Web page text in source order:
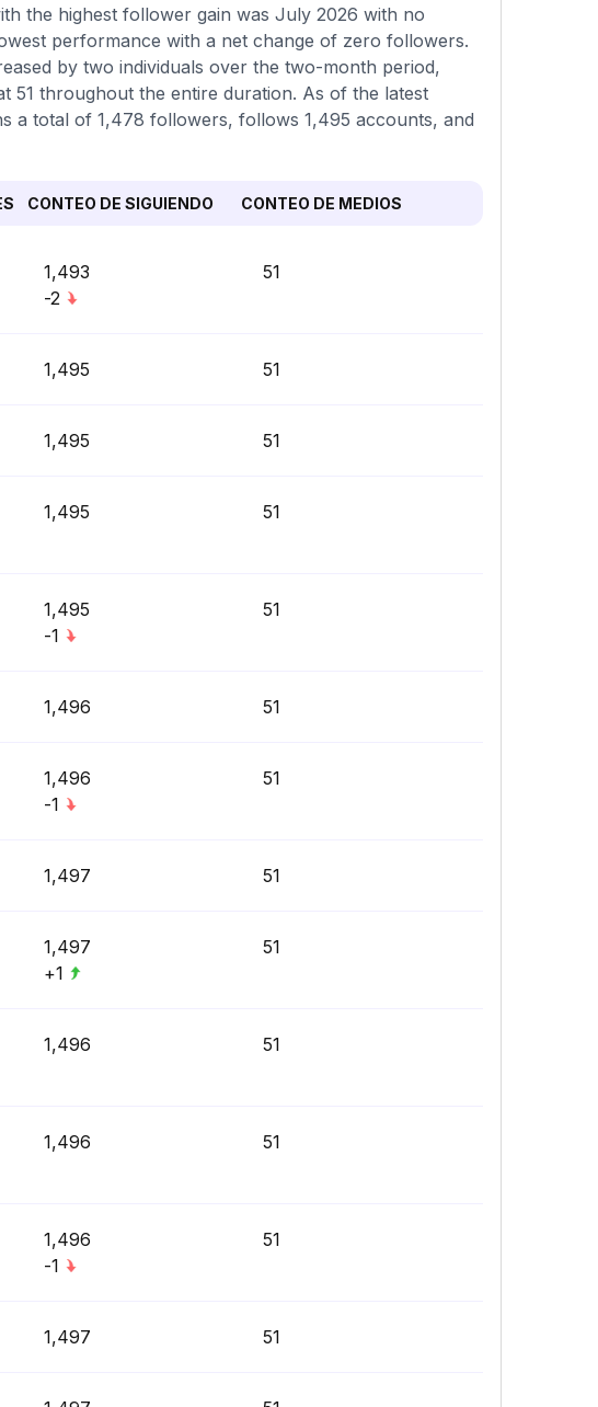
the highest follower gain was July 2026 with no
performance with a net change of zero followers.
by two individuals over the two-month period,
51 throughout the entire duration. As of the latest
a total of 1,478 followers, follows 1,495 accounts, and
CONTEO DE SIGUIENDO CONTEO DE MEDIOS
1,493
-2
51
1,495 51
1,495 51
1,495 51
1,495
-1
51
1,496 51
1,496
-1
51
1,497 51
1,497
+1
51
1,496 51
1,496 51
1,496
-1
51
1,497 51